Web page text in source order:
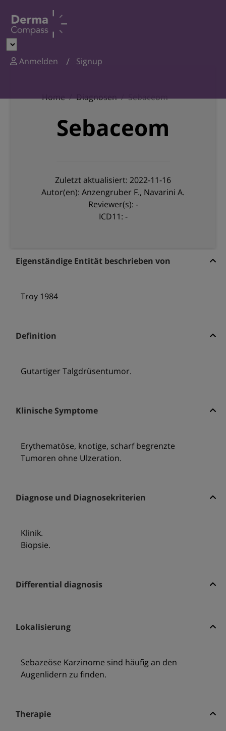
Anmelden Signup
Home Diagnosen Sebaceom
Sebaceom
Zuletzt aktualisiert: 2022-11-16
Autor(en): Anzengruber F., Navarini A.
Reviewer(s): -
ICD11: -
Eigenständige Entität beschrieben von
Troy 1984
Definition
Gutartiger Talgdrüsentumor.
Klinische Symptome
Erythematöse, knotige, scharf begrenzte
Tumoren ohne Ulzeration.
Diagnose und Diagnosekriterien
Klinik.
Biopsie.
Differential diagnosis
Lokalisierung
Sebazeöse Karzinome sind häufig an den
Augenlidern zu finden.
Therapie